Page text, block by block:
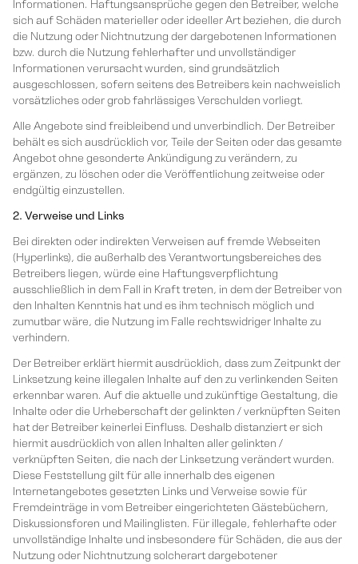
Informationen. Haftungsansprüche gegen den Betreiber, welche
sich auf Schäden materieller oder ideeller Art beziehen, die durch
die Nutzung oder Nichtnutzung der dargebotenen Informationen
bzw. durch die Nutzung fehlerhafter und unvollständiger
Informationen verursacht wurden, sind grundsätzlich
ausgeschlossen, sofern seitens des Betreibers kein nachweislich
vorsätzliches oder grob fahrlässiges Verschulden vorliegt.
Alle Angebote sind freibleibend und unverbindlich. Der Betreiber
behält es sich ausdrücklich vor, Teile der Seiten oder das gesamte
Angebot ohne gesonderte Ankündigung zu verändern, zu
ergänzen, zu löschen oder die Veröffentlichung zeitweise oder
endgültig einzustellen.
2. Verweise und Links
Bei direkten oder indirekten Verweisen auf fremde Webseiten
(Hyperlinks), die außerhalb des Verantwortungsbereiches des
Betreibers liegen, würde eine Haftungsverpflichtung
ausschließlich in dem Fall in Kraft treten, in dem der Betreiber von
den Inhalten Kenntnis hat und es ihm technisch möglich und
zumutbar wäre, die Nutzung im Falle rechtswidriger Inhalte zu
verhindern.
Der Betreiber erklärt hiermit ausdrücklich, dass zum Zeitpunkt der
Linksetzung keine illegalen Inhalte auf den zu verlinkenden Seiten
erkennbar waren. Auf die aktuelle und zukünftige Gestaltung, die
Inhalte oder die Urheberschaft der gelinkten / verknüpften Seiten
hat der Betreiber keinerlei Einfluss. Deshalb distanziert er sich
hiermit ausdrücklich von allen Inhalten aller gelinkten /
verknüpften Seiten, die nach der Linksetzung verändert wurden.
Diese Feststellung gilt für alle innerhalb des eigenen
Internetangebotes gesetzten Links und Verweise sowie für
Fremdeinträge in vom Betreiber eingerichteten Gästebüchern,
Diskussionsforen und Mailinglisten. Für illegale, fehlerhafte oder
unvollständige Inhalte und insbesondere für Schäden, die aus der
Nutzung oder Nichtnutzung solcherart dargebotener